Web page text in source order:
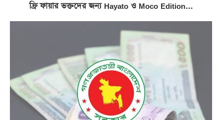
ফ্রি ফায়ার ভক্তদের জন্য Hayato ও Moco Edition...